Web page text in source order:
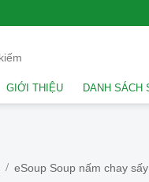
GIỚI THIỆU DANH SÁCH
eSoup Soup nấm chay